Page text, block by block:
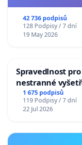
42 736 podpisů
128 Podpisy / 7 dní
19 May 2026
Spravedlnost
nestranné
1 675 podpisů
119 Podpisy / 7 dní
22 Jul 2026